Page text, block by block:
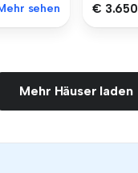
sehen € 3.650
Mehr Häuser laden